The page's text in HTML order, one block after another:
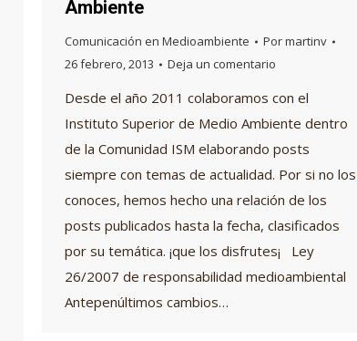
Ambiente
Comunicación en Medioambiente Pormartinv
26 febrero, 2013
Deja un comentario
Desde el año 2011 colaboramos con el
Instituto Superior de Medio Ambiente dentro
de la Comunidad ISM elaborando posts
siempre con temas de actualidad. Por si no los
conoces, hemos hecho una relación de los
posts publicados hasta la fecha, clasificados
por su temática. ¡que los disfrutes¡ Ley
26/2007 de responsabilidad medioambiental
Antepenúltimos cambios…